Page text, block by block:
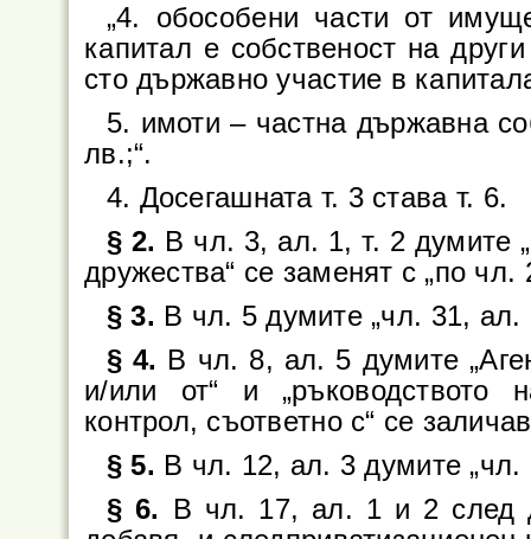
„4. обособени части от
капитал е собственост на
сто държавно участие в
5. имоти – частна държавна
лв.;“.
4. Досегашната т. 3 става т. 6.
§ 2. В чл. 3, ал. 1, т. 2 думите
дружества“ се заменят с „по чл.
§ 3. В чл. 5 думите „чл. 31, ал.
§ 4. В чл. 8, ал. 5 думите
и/или от“ и „ръководството
контрол, съответно с“ се
§ 5. В чл. 12, ал. 3 думите „чл.
§ 6. В чл. 17, ал. 1 и 2 след